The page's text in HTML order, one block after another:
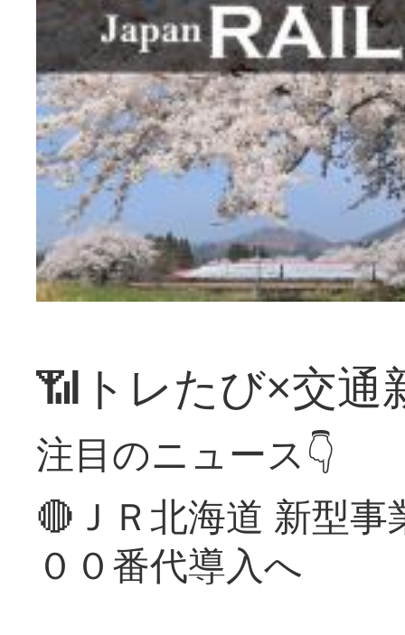
📶トレたび×交通
注目のニュース👇
🔴ＪＲ北海道 新型
００番代導入へ